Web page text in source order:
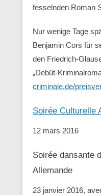
fesselnden Roman
Nur wenige Tage
Benjamin Cors für
den Friedrich-
„Debüt-
criminale.de/
Soirée Culturelle
12 mars 2016
Soirée dansante
Allemande
23 janvier 2016,